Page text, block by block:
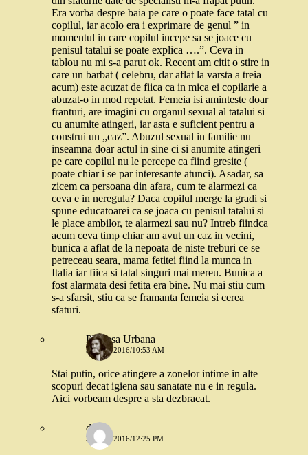
Era vorba despre baia pe care o poate face tatal cu
copilul, iar acolo era i exprimare de genul ” in
momentul in care copilul incepe sa se joace cu
penisul tatalui se poate explica ….”. Ceva in
tablou nu mi s-a parut ok. Recent am citit o stire in
care un barbat ( celebru, dar aflat la varsta a treia
acum) este acuzat de fiica ca in mica ei copilarie a
abuzat-o in mod repetat. Femeia isi aminteste doar
franturi, are imagini cu organul sexual al tatalui si
cu anumite atingeri, iar asta e suficient pentru a
construi un „caz”. Abuzul sexual in familie nu
inseamna doar actul in sine ci si anumite atingeri
pe care copilul nu le percepe ca fiind gresite (
poate chiar i se par interesante atunci). Asadar, sa
zicem ca persoana din afara, cum te alarmezi ca
ceva e in neregula? Daca copilul merge la gradi si
spune educatoarei ca se joaca cu penisul tatalui si
le place ambilor, te alarmezi sau nu? Intreb fiindca
acum ceva timp chiar am avut un caz in vecini,
bunica a aflat de la nepoata de niste treburi ce se
petreceau seara, mama fetitei fiind la munca in
Italia iar fiica si tatal singuri mai mereu. Bunica a
fost alarmata desi fetita era bine. Nu mai stiu cum
s-a sfarsit, stiu ca se framanta femeia si cerea
sfaturi.
Printesa Urbana
31 MAI 2016/10:53 AM
Stai putin, orice atingere a zonelor intime in alte
scopuri decat igiena sau sanatate nu e in regula.
Aici vorbeam despre a sta dezbracat.
deea
31 MAI 2016/12:25 PM